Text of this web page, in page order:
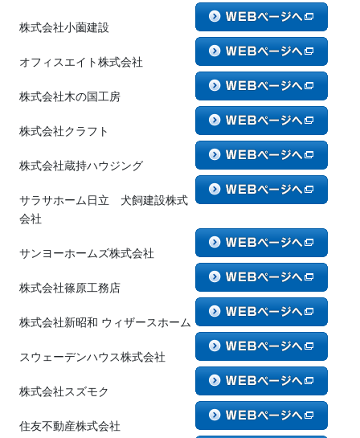
株式会社小薗建設
オフィスエイト株式会社
株式会社木の国工房
株式会社クラフト
株式会社蔵持ハウジング
サラサホーム日立 犬飼建設株式
会社
サンヨーホームズ株式会社
株式会社篠原工務店
株式会社新昭和 ウィザースホーム
スウェーデンハウス株式会社
株式会社スズモク
住友不動産株式会社